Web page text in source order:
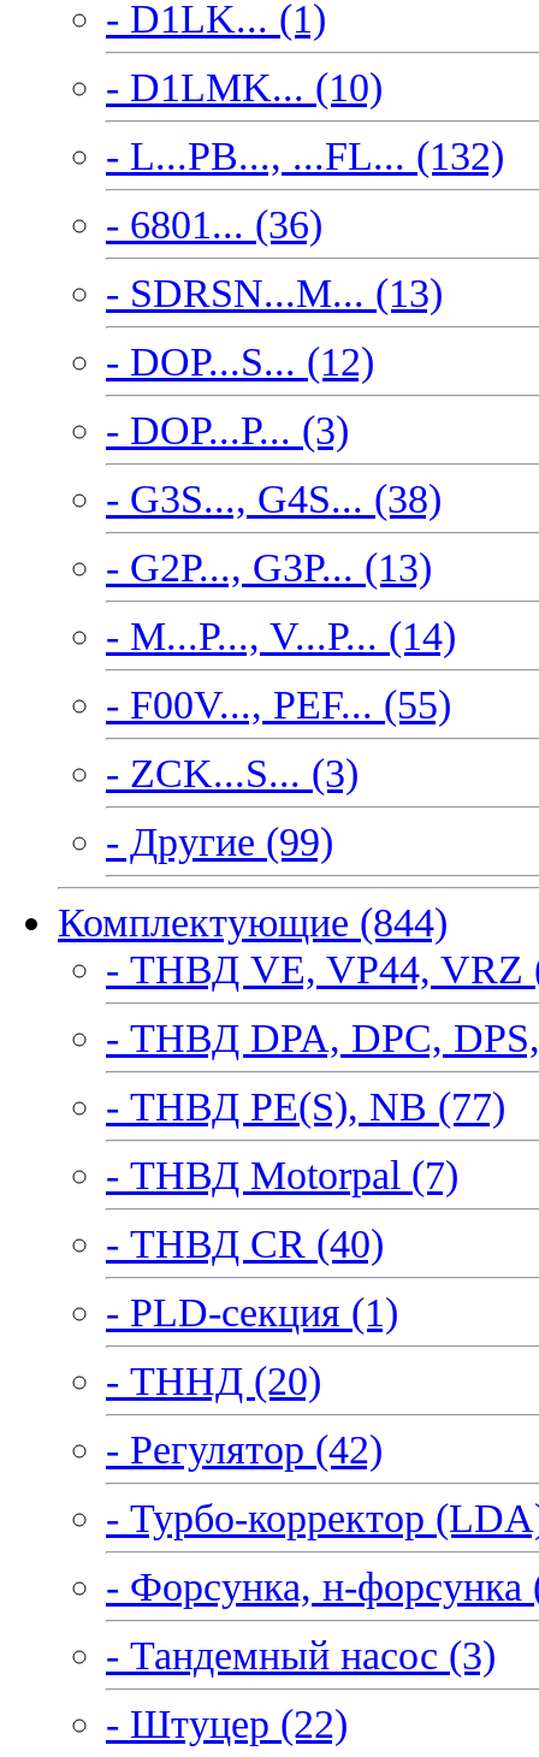
- D1LK... (1)
- D1LMK... (10)
- L...PB..., ...FL... (132)
- 6801... (36)
- SDRSN...M... (13)
- DOP...S... (12)
- DOP...P... (3)
- G3S..., G4S... (38)
- G2P..., G3P... (13)
- M...P..., V...P... (14)
- F00V..., PEF... (55)
- ZCK...S... (3)
- Другие (99)
Комплектующие (844)
- ТНВД VE, VP44, VRZ
- ТНВД DPA, DPC,
- ТНВД PE(S), NB (77)
- ТНВД Motorpal (7)
- ТНВД CR (40)
- PLD-секция (1)
- ТННД (20)
- Регулятор (42)
- Турбо-корректор
- Форсунка, н-форсунка
- Тандемный насос (3)
- Штуцер (22)